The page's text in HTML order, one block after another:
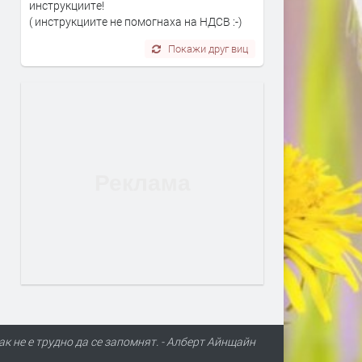
инструкциите!
( инструкциите не помогнаха на НДСВ :-)
Покажи друг виц
не е трудно да се запомнят. - Алберт Айнщайн